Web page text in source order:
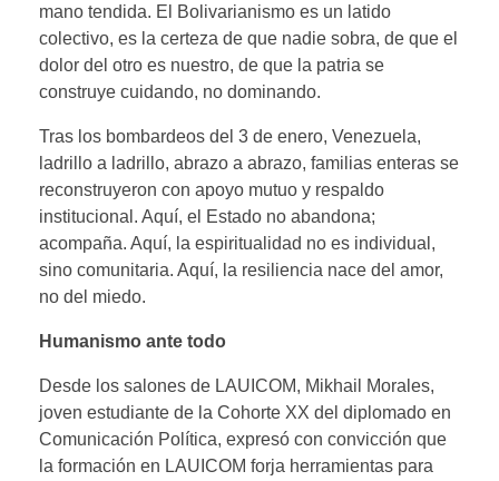
mano tendida. El Bolivarianismo es un latido
colectivo, es la certeza de que nadie sobra, de que el
dolor del otro es nuestro, de que la patria se
construye cuidando, no dominando.
Tras los bombardeos del 3 de enero, Venezuela,
ladrillo a ladrillo, abrazo a abrazo, familias enteras se
reconstruyeron con apoyo mutuo y respaldo
institucional. Aquí, el Estado no abandona;
acompaña. Aquí, la espiritualidad no es individual,
sino comunitaria. Aquí, la resiliencia nace del amor,
no del miedo.
Humanismo ante todo
Desde los salones de LAUICOM, Mikhail Morales,
joven estudiante de la Cohorte XX del diplomado en
Comunicación Política, expresó con convicción que
la formación en LAUICOM forja herramientas para